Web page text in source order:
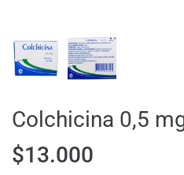
Colchicina 0,5
$13.000